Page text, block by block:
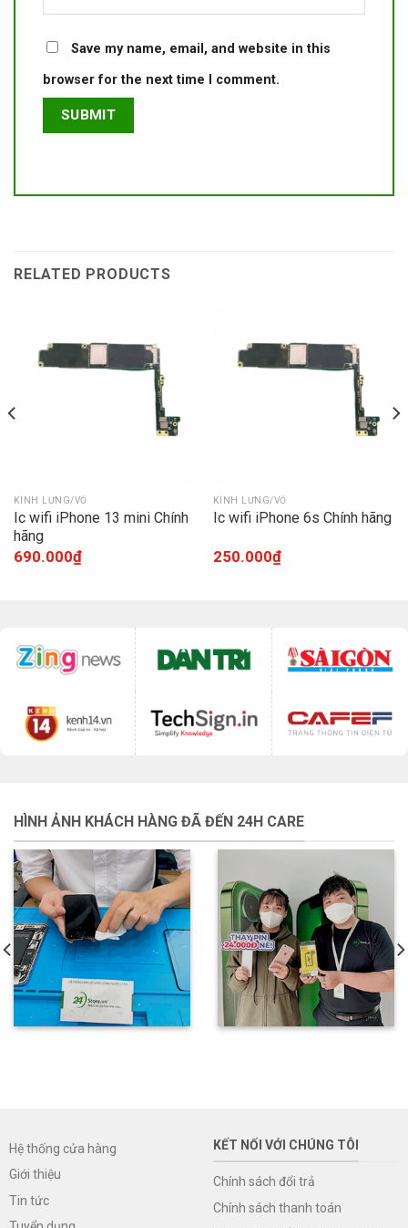
Save my name, email, and website in this
browser for the next time I comment.
RELATED PRODUCTS
KÍNH LƯNG/VỎ
Ic wifi iPhone 13 mini Chính
hãng
690.000₫
KÍNH LƯNG/VỎ
Ic wifi iPhone 6s Chính hãng
250.000₫
HÌNH ẢNH KHÁCH HÀNG ĐÃ ĐẾN 24H CARE
Hệ thống cửa hàng
Giới thiệu
Tin tức
KẾT NỐI VỚI CHÚNG TÔI
Chính sách đổi trả
Chính sách thanh toán